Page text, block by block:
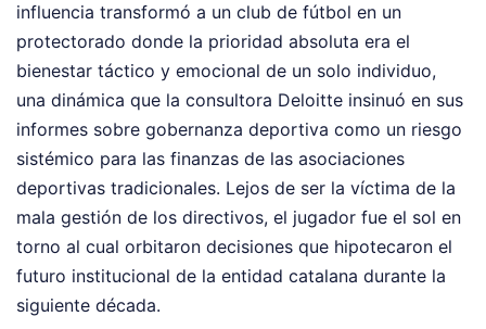
influencia transformó a un club de fútbol en un
protectorado donde la prioridad absoluta era el
bienestar táctico y emocional de un solo individuo,
una dinámica que la consultora Deloitte insinuó en sus
informes sobre gobernanza deportiva como un riesgo
sistémico para las finanzas de las asociaciones
deportivas tradicionales. Lejos de ser la víctima de la
mala gestión de los directivos, el jugador fue el sol en
torno al cual orbitaron decisiones que hipotecaron el
futuro institucional de la entidad catalana durante la
siguiente década.